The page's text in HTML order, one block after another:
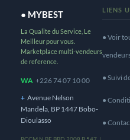
● MYBEST
La Qualite du Service, Le
Meilleur pour vous.
Marketplace multi-vendeurs
de reference.
WA +226 74 07 10 00
+ Avenue Nelson
Mandela, BP 1447 Bobo-
Dioulasso
LIENS
● Voir
● Suivi
●
●